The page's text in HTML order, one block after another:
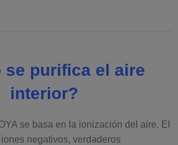
se purifica el aire
interior?
se basa en la ionización del aire. El
negativos, verdaderos